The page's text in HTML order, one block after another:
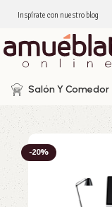
Inspírate con nuestro blog
Salón Y Comedor
-20%